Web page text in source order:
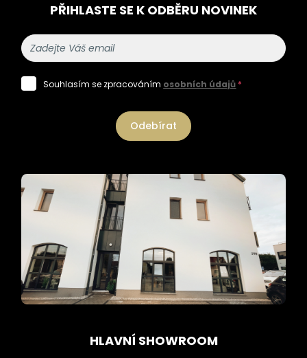
PŘIHLASTE SE K ODBĚRU NOVINEK
Souhlasím se zpracováním osobních údajů *
Odebírat
HLAVNÍ SHOWROOM